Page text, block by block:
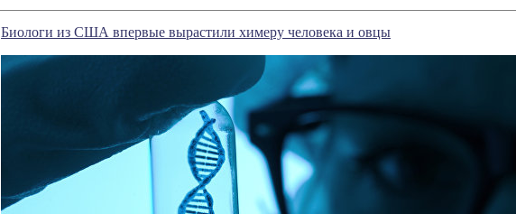
Биологи из США впервые вырастили химеру человека и овцы